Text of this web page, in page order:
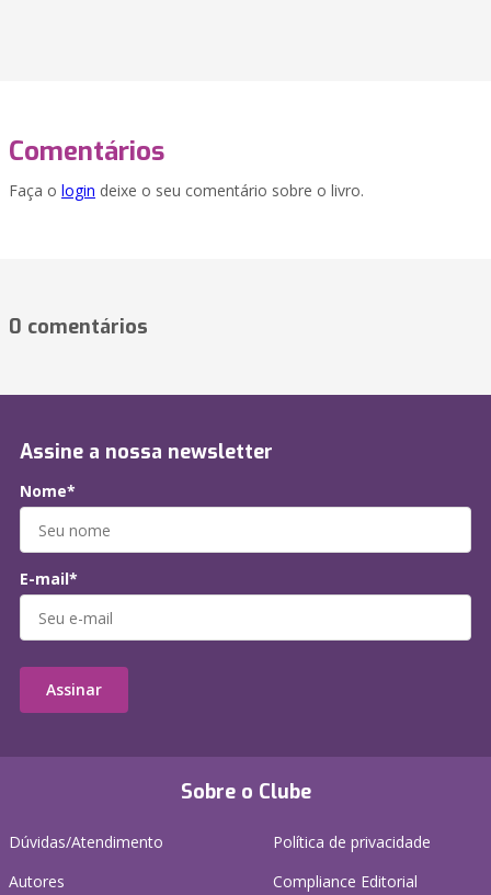
Comentários
Faça o login deixe o seu comentário sobre o livro.
0 comentários
Sobre o Clube
Dúvidas/Atendimento
Autores
Política de privacidade
Compliance Editorial
Assine a nossa newsletter
Nome*
E-mail*
Assinar